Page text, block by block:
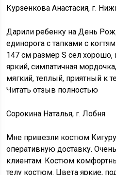
Курзенкова Анастасия, г.
Дарили ребенку на День
единорога с тапками с
147 см размер S сел хорошо,
яркий, симпатичная
мягкий, теплый, приятный к
Читать отзыв полностью
Сорокина Наталья, г. Лобня
Мне привезли костюм
оперативную доставку.
клиентам. Костюм
телу костюм. Цвета яркие,